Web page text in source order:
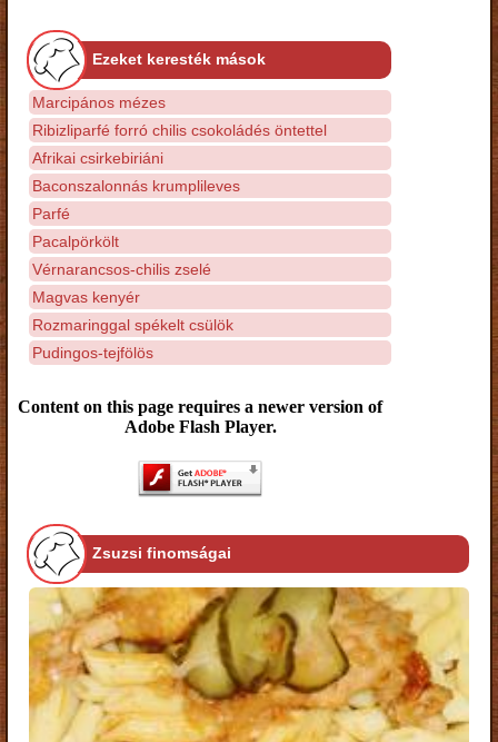
Ezeket keresték mások
Marcipános mézes
Ribizliparfé forró chilis csokoládés öntettel
Afrikai csirkebiriáni
Baconszalonnás krumplileves
Parfé
Pacalpörkölt
Vérnarancsos-chilis zselé
Magvas kenyér
Rozmaringgal spékelt csülök
Pudingos-tejfölös
Content on this page requires a newer version of
Adobe Flash Player.
Zsuzsi finomságai